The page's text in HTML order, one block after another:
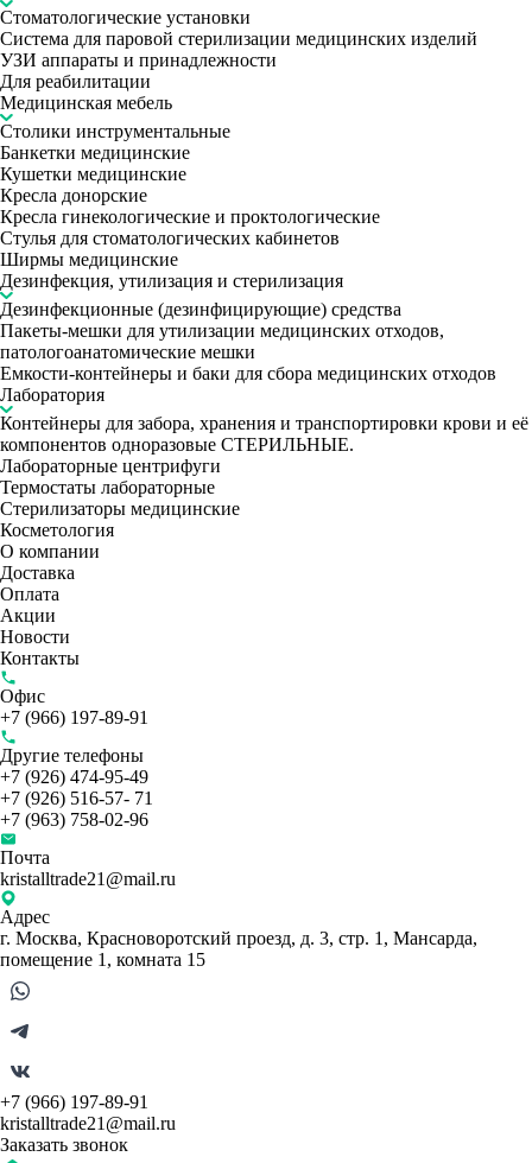
Стоматологические установки
Система для паровой стерилизации медицинских изделий
УЗИ аппараты и принадлежности
Для реабилитации
Медицинская мебель
Столики инструментальные
Банкетки медицинские
Кушетки медицинские
Кресла донорские
Кресла гинекологические и проктологические
Стулья для стоматологических кабинетов
Ширмы медицинские
Дезинфекция, утилизация и стерилизация
Дезинфекционные (дезинфицирующие) средства
Пакеты-мешки для утилизации медицинских отходов,
патологоанатомические мешки
Емкости-контейнеры и баки для сбора медицинских отходов
Лаборатория
Контейнеры для забора, хранения и транспортировки крови и её
компонентов одноразовые СТЕРИЛЬНЫЕ.
Лабораторные центрифуги
Термостаты лабораторные
Стерилизаторы медицинские
Косметология
О компании
Доставка
Оплата
Акции
Новости
Контакты
Офис
+7 (966) 197-89-91
Другие телефоны
+7 (926) 474-95-49
+7 (926) 516-57- 71
+7 (963) 758-02-96
Почта
kristalltrade21@mail.ru
Адрес
г. Москва, Красноворотский проезд, д. 3, стр. 1, Мансарда,
помещение 1, комната 15
+7 (966) 197-89-91
kristalltrade21@mail.ru
Заказать звонок